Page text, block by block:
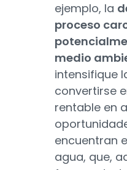
ejemplo, la
proceso
medio
intensifique
convertirse
rentable en
encuentran
agua, que,